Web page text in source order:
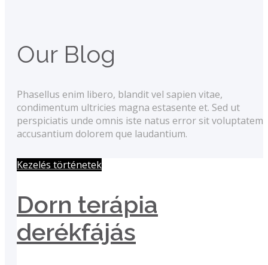
Our Blog
Phasellus enim libero, blandit vel sapien vitae,
condimentum ultricies magna estasente et. Sed ut
perspiciatis unde omnis iste natus error sit voluptatem
accusantium dolorem que laudantium.
Kezelés történetek
Dorn terápia
derékfájás